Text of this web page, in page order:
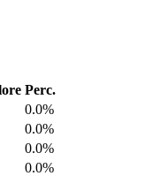
Perc.
0.0%
0.0%
0.0%
0.0%